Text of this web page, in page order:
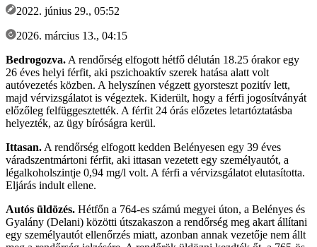
2022. június 29., 05:52
2026. március 13., 04:15
Bedrogozva. A rendőrség elfogott hétfő délután 18.25 órakor egy
26 éves helyi férfit, aki pszichoaktív szerek hatása alatt volt
autóvezetés közben. A helyszínen végzett gyorsteszt pozitív lett,
majd vérvizsgálatot is végeztek. Kiderült, hogy a férfi jogosítványát
előzőleg felfüggesztették. A férfit 24 órás előzetes letartóztatásba
helyezték, az ügy bíróságra kerül.
Ittasan. A rendőrség elfogott kedden Belényesen egy 39 éves
váradszentmártoni férfit, aki ittasan vezetett egy személyautót, a
légalkoholszintje 0,94 mg/l volt. A férfi a vérvizsgálatot elutasította.
Eljárás indult ellene.
Autós üldözés. Hétfőn a 764-es számú megyei úton, a Belényes és
Gyalány (Delani) közötti útszakaszon a rendőrség meg akart állítani
egy személyautót ellenőrzés miatt, azonban annak vezetője nem állt